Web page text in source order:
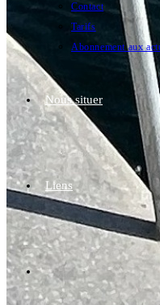
Contact
Tarifs
Abonnement aux
Nous situer
Liens
Toggle